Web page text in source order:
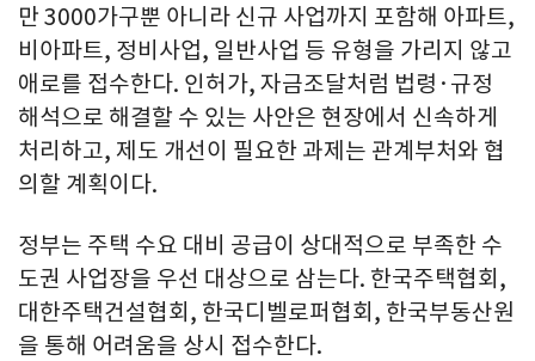
만 3000가구뿐 아니라 신규 사업까지 포함해 아파트,
비아파트, 정비사업, 일반사업 등 유형을 가리지 않고
애로를 접수한다. 인허가, 자금조달처럼 법령·규정
해석으로 해결할 수 있는 사안은 현장에서 신속하게
처리하고, 제도 개선이 필요한 과제는 관계부처와 협
의할 계획이다.
정부는 주택 수요 대비 공급이 상대적으로 부족한 수
도권 사업장을 우선 대상으로 삼는다. 한국주택협회,
대한주택건설협회, 한국디벨로퍼협회, 한국부동산원
을 통해 어려움을 상시 접수한다.